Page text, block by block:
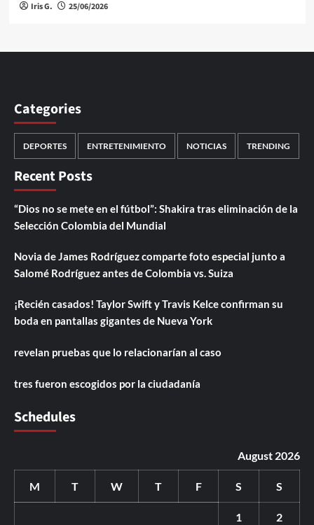
Iris G. 25/06/2026
Categories
DEPORTES ENTRETENIMIENTO NOTICIAS TRENDING
Recent Posts
“Dios no se mete en el fútbol”: Shakira tras eliminación de la
Selección Colombia del Mundial
Novia de James Rodríguez comparte foto especial junto a
Salomé Rodríguez antes de Colombia vs. Suiza
¡Recién casados! Taylor Swift y Travis Kelce confirman su
boda en pantallas gigantes de Nueva York
revelan pruebas que lo relacionarían al caso
tres fueron escogidos por la ciudadanía
Schedules
August 2026
M T W T F S S
1 2